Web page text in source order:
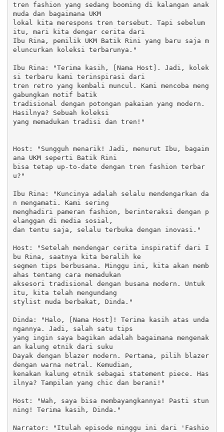
tren fashion yang sedang booming di kalangan anak
muda dan bagaimana UKM
lokal kita merespons tren tersebut. Tapi sebelum
itu, mari kita dengar cerita dari
Ibu Rina, pemilik UKM Batik Rini yang baru saja m
eluncurkan koleksi terbarunya."
Ibu Rina: "Terima kasih, [Nama Host]. Jadi, kolek
si terbaru kami terinspirasi dari
tren retro yang kembali muncul. Kami mencoba meng
gabungkan motif batik
tradisional dengan potongan pakaian yang modern.
Hasilnya? Sebuah koleksi
yang memadukan tradisi dan tren!"
Host: "Sungguh menarik! Jadi, menurut Ibu, bagaim
ana UKM seperti Batik Rini
bisa tetap up-to-date dengan tren fashion terbar
u?"
Ibu Rina: "Kuncinya adalah selalu mendengarkan da
n mengamati. Kami sering
menghadiri pameran fashion, berinteraksi dengan p
elanggan di media sosial,
dan tentu saja, selalu terbuka dengan inovasi."
Host: "Setelah mendengar cerita inspiratif dari I
bu Rina, saatnya kita beralih ke
segmen tips berbusana. Minggu ini, kita akan memb
ahas tentang cara memadukan
aksesori tradisional dengan busana modern. Untuk
itu, kita telah mengundang
stylist muda berbakat, Dinda."
Dinda: "Halo, [Nama Host]! Terima kasih atas unda
ngannya. Jadi, salah satu tips
yang ingin saya bagikan adalah bagaimana mengenak
an kalung etnik dari suku
Dayak dengan blazer modern. Pertama, pilih blazer
dengan warna netral. Kemudian,
kenakan kalung etnik sebagai statement piece. Has
ilnya? Tampilan yang chic dan berani!"
Host: "Wah, saya bisa membayangkannya! Pasti stun
ning! Terima kasih, Dinda."
Narrator: "Itulah episode minggu ini dari 'Fashio